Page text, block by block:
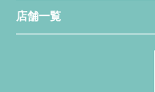
店舗一覧